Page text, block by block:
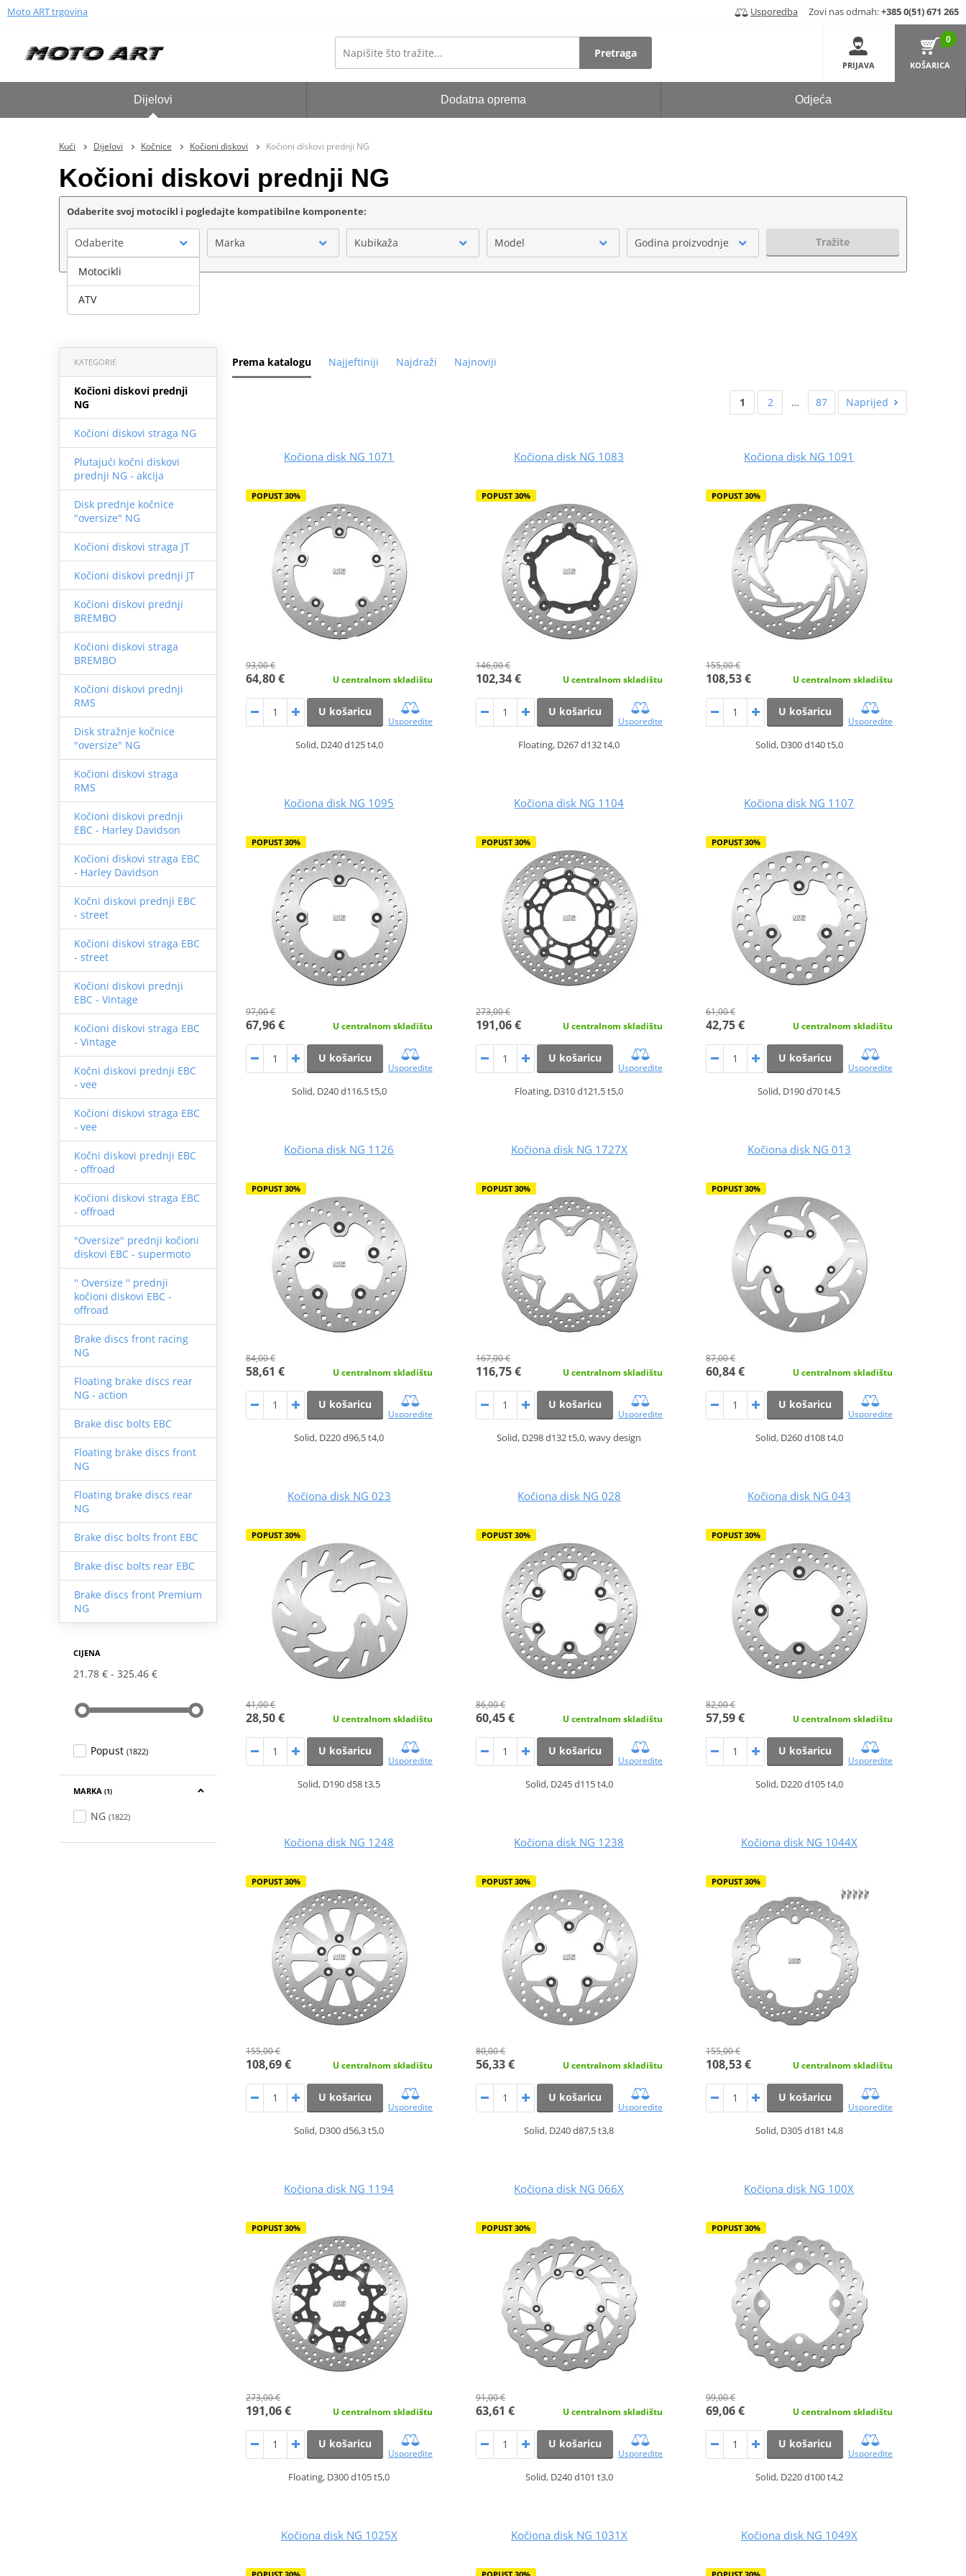
Moto ART trgovina Usporedba Zovi nas odmah:+385 0(51) 671 265
Pretraga
PRIJAVA
0
KOŠARICA
Dijelovi Dodatna oprema Odjeća
Kući Dijelovi Kočnice Kočioni diskovi Kočioni diskovi prednji NG
Kočioni diskovi prednji NG
Odaberite svoj motocikl i pogledajte kompatibilne komponente:
Odaberite Marka Kubikaža Model Godina proizvodnje Tražite
Prema katalogu Najjeftiniji Najdraži Najnoviji
KATEGORIE
Kočioni diskovi prednji
NG
Kočioni diskovi straga NG
Plutajući kočni diskovi
prednji NG - akcija
Disk prednje kočnice
"oversize" NG
Kočioni diskovi straga JT
Kočioni diskovi prednji JT
Kočioni diskovi prednji
BREMBO
Kočioni diskovi straga
BREMBO
Kočioni diskovi prednji
RMS
Disk stražnje kočnice
"oversize" NG
Kočioni diskovi straga
RMS
Kočioni diskovi prednji
EBC - Harley Davidson
Kočioni diskovi straga EBC
- Harley Davidson
Kočni diskovi prednji EBC
- street
Kočioni diskovi straga EBC
- street
Kočioni diskovi prednji
EBC - Vintage
Kočioni diskovi straga EBC
- Vintage
Kočni diskovi prednji EBC
- vee
Kočioni diskovi straga EBC
- vee
Kočni diskovi prednji EBC
- offroad
Kočioni diskovi straga EBC
- offroad
"Oversize" prednji kočioni
diskovi EBC - supermoto
'' Oversize '' prednji
kočioni diskovi EBC -
offroad
Brake discs front racing
NG
Floating brake discs rear
NG - action
Brake disc bolts EBC
Floating brake discs front
NG
Floating brake discs rear
NG
Brake disc bolts front EBC
Brake disc bolts rear EBC
Brake discs front Premium
NG
CIJENA
21.78 € 325.46 €
Popust (1822)
MARKA (1)
NG (1822)
1 2 … 87 Naprijed
Kočiona disk NG 1071
POPUST 30%
93,00 €
64,80 € U centralnom skladištu
U košaricu
Usporedite
Solid, D240 d125 t4,0
Kočiona disk NG 1083
POPUST 30%
146,00 €
102,34 € U centralnom skladištu
U košaricu
Usporedite
Floating, D267 d132 t4,0
Kočiona disk NG 1091
POPUST 30%
155,00 €
108,53 € U centralnom skladištu
U košaricu
Usporedite
Solid, D300 d140 t5,0
Kočiona disk NG 1095
POPUST 30%
97,00 €
67,96 € U centralnom skladištu
U košaricu
Usporedite
Solid, D240 d116,5 t5,0
Kočiona disk NG 1104
POPUST 30%
273,00 €
191,06 € U centralnom skladištu
U košaricu
Usporedite
Floating, D310 d121,5 t5,0
Kočiona disk NG 1107
POPUST 30%
61,00 €
42,75 € U centralnom skladištu
U košaricu
Usporedite
Solid, D190 d70 t4,5
Kočiona disk NG 1126
POPUST 30%
84,00 €
58,61 € U centralnom skladištu
U košaricu
Usporedite
Solid, D220 d96,5 t4,0
Kočiona disk NG 1727X
POPUST 30%
167,00 €
116,75 € U centralnom skladištu
U košaricu
Usporedite
Solid, D298 d132 t5,0, wavy design
Kočiona disk NG 013
POPUST 30%
87,00 €
60,84 € U centralnom skladištu
U košaricu
Usporedite
Solid, D260 d108 t4,0
Kočiona disk NG 023
POPUST 30%
41,00 €
28,50 € U centralnom skladištu
U košaricu
Usporedite
Solid, D190 d58 t3,5
Kočiona disk NG 028
POPUST 30%
86,00 €
60,45 € U centralnom skladištu
U košaricu
Usporedite
Solid, D245 d115 t4,0
Kočiona disk NG 043
POPUST 30%
82,00 €
57,59 € U centralnom skladištu
U košaricu
Usporedite
Solid, D220 d105 t4,0
Kočiona disk NG 1248
POPUST 30%
155,00 €
108,69 € U centralnom skladištu
U košaricu
Usporedite
Solid, D300 d56,3 t5,0
Kočiona disk NG 1238
POPUST 30%
80,00 €
56,33 € U centralnom skladištu
U košaricu
Usporedite
Solid, D240 d87,5 t3,8
Kočiona disk NG 1044X
POPUST 30%
155,00 €
108,53 € U centralnom skladištu
U košaricu
Usporedite
Solid, D305 d181 t4,8
Kočiona disk NG 1194
POPUST 30%
273,00 €
191,06 € U centralnom skladištu
U košaricu
Usporedite
Floating, D300 d105 t5,0
Kočiona disk NG 066X
POPUST 30%
91,00 €
63,61 € U centralnom skladištu
U košaricu
Usporedite
Solid, D240 d101 t3,0
Kočiona disk NG 100X
POPUST 30%
99,00 €
69,06 € U centralnom skladištu
U košaricu
Usporedite
Solid, D220 d100 t4,2
Kočiona disk NG 1025X Kočiona disk NG 1031X Kočiona disk NG 1049X
Motocikli
ATV